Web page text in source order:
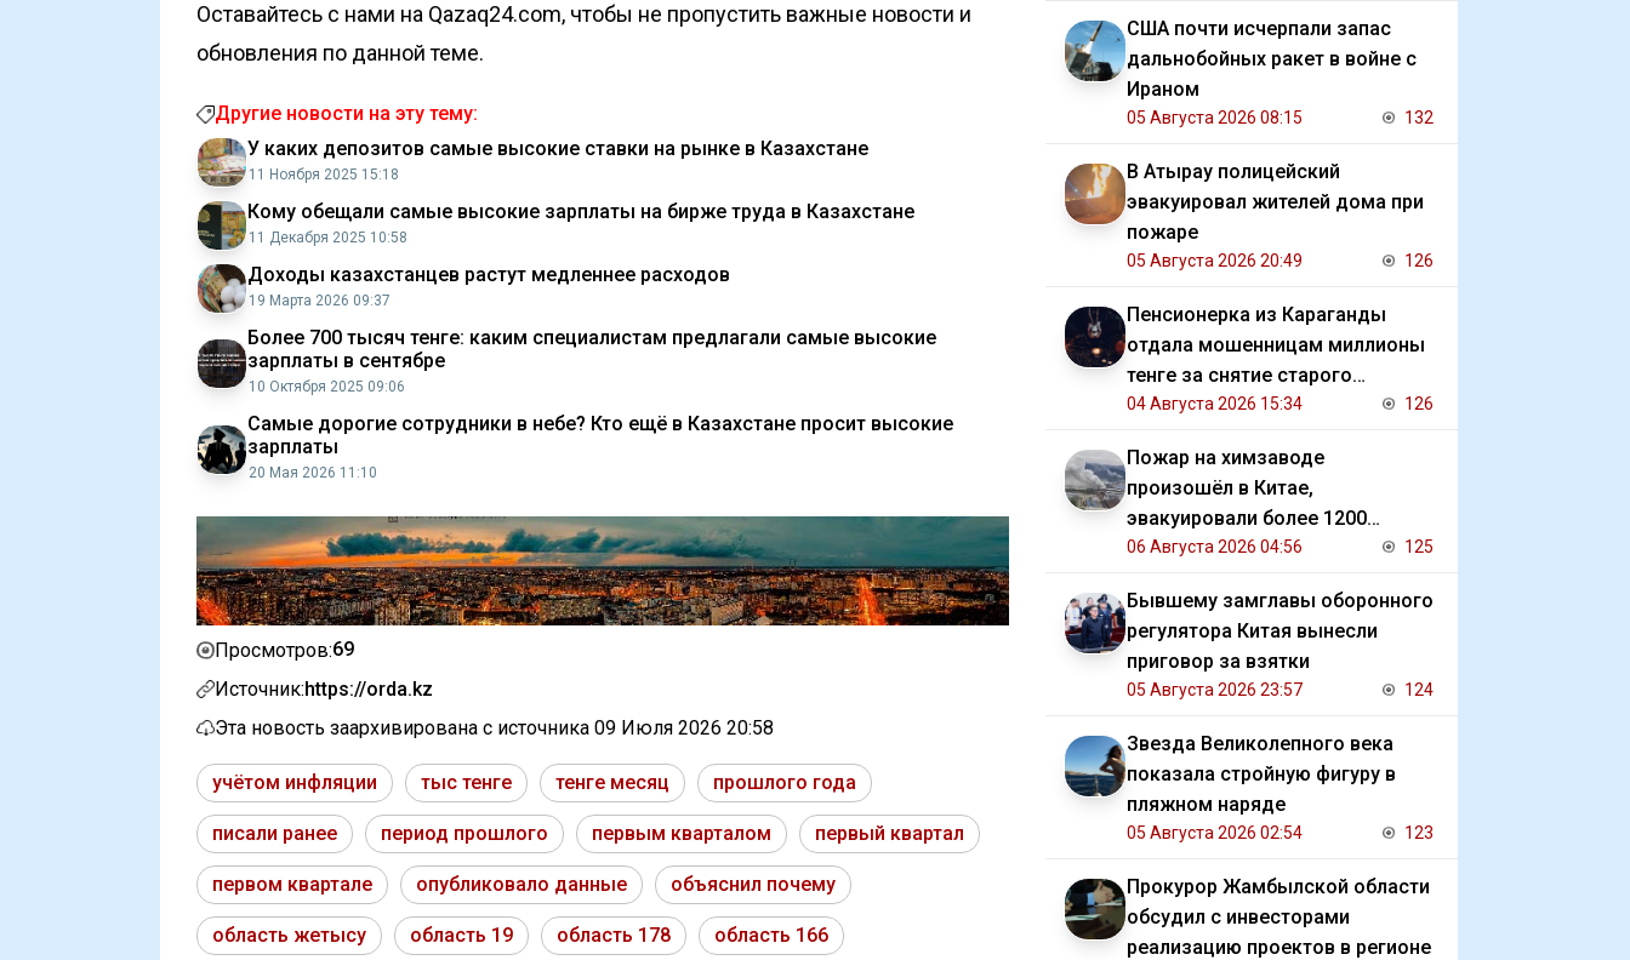
Оставайтесь с нами на Qazaq24.com, чтобы не пропустить важные новости и
обновления по данной теме.
Другие новости на эту тему:
У каких депозитов самые высокие ставки на рынке в Казахстане
11 Ноября 2025 15:18
Кому обещали самые высокие зарплаты на бирже труда в Казахстане
11 Декабря 2025 10:58
Доходы казахстанцев растут медленнее расходов
19 Марта 2026 09:37
Более 700 тысяч тенге: каким специалистам предлагали самые высокие
зарплаты в сентябре
10 Октября 2025 09:06
Самые дорогие сотрудники в небе? Кто ещё в Казахстане просит высокие
зарплаты
20 Мая 2026 11:10
Просмотров:69
Источник:https://orda.kz
Эта новость заархивирована с источника 09 Июля 2026 20:58
учётом инфляции тыс тенге тенге месяц прошлого года
писали ранее период прошлого первым кварталом первый квартал
первом квартале опубликовало данные объяснил почему
область жетысу область 19 область 178 область 166
США почти исчерпали запас
дальнобойных ракет в войне с
Ираном
05 Августа 2026 08:15 132
В Атырау полицейский
эвакуировал жителей дома при
пожаре
05 Августа 2026 20:49 126
Пенсионерка из Караганды
отдала мошенницам миллионы
тенге за снятие старого
проклятия
04 Августа 2026 15:34 126
Пожар на химзаводе
произошёл в Китае,
эвакуировали более 1200
человек
06 Августа 2026 04:56 125
Бывшему замглавы оборонного
регулятора Китая вынесли
приговор за взятки
05 Августа 2026 23:57 124
Звезда Великолепного века
показала стройную фигуру в
пляжном наряде
05 Августа 2026 02:54 123
Прокурор Жамбылской области
обсудил с инвесторами
реализацию проектов в регионе